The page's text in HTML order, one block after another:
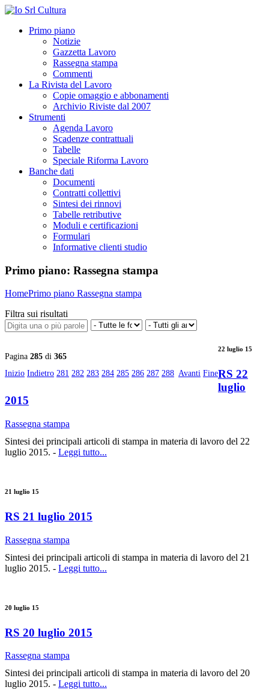
Primo piano
Notizie
Gazzetta Lavoro
Rassegna stampa
Commenti
La Rivista del Lavoro
Copie omaggio e abbonamenti
Archivio Riviste dal 2007
Strumenti
Agenda Lavoro
Scadenze contrattuali
Tabelle
Speciale Riforma Lavoro
Banche dati
Documenti
Contratti collettivi
Sintesi dei rinnovi
Tabelle retributive
Moduli e certificazioni
Formulari
Informative clienti studio
Primo piano: Rassegna stampa
HomePrimo piano Rassegna stampa
Filtra sui risultati
Pagina 285 di 365
Inizio Indietro 281 282 283 284 285 286 287 288 Avanti Fine
22 luglio 15
RS 22
luglio
2015
Rassegna stampa
Sintesi dei principali articoli di stampa in materia di lavoro del 22
luglio 2015. - Leggi tutto...
21 luglio 15
RS 21 luglio 2015
Rassegna stampa
Sintesi dei principali articoli di stampa in materia di lavoro del 21
luglio 2015. - Leggi tutto...
20 luglio 15
RS 20 luglio 2015
Rassegna stampa
Sintesi dei principali articoli di stampa in materia di lavoro del 20
luglio 2015. - Leggi tutto...